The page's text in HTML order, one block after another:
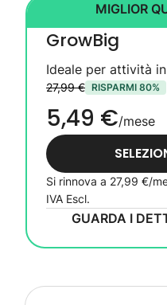
MIGLIOR
GrowBig
Ideale per attività
27,99 € RISPARMI 80%
5,49 €/mese
Si rinnova a 27,99 €/
IVA Escl.
GUARDA I